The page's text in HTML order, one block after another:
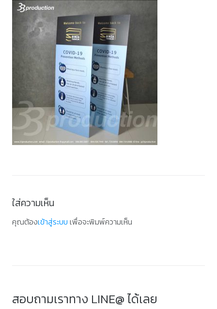
ใส่ความเห็น
คุณต้องเข้าสู่ระบบ เพื่อจะพิมพ์ความเห็น
สอบถามเราทาง LINE@ ได้เลย